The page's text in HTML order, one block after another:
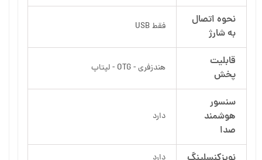
نحوه اتصال
به شارژ
فقط USB
قابلیت
پخش
هندزفری - OTG - لپتاپ
سنسور
هوشمند
صدا
دارد